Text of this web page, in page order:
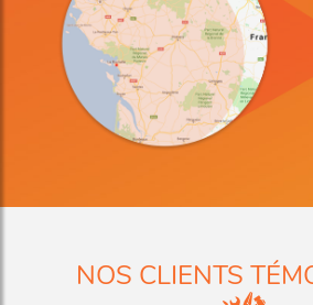
NOS CLIENTS